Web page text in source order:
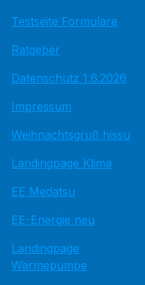
Testseite Formulare
Ratgeber
Datenschutz 1.6.2026
Impressum
Weihnachtsgruß hissu
Landingpage Klima
EE Medatsu
EE-Energie neu
Landingpage
Wärmepumpe